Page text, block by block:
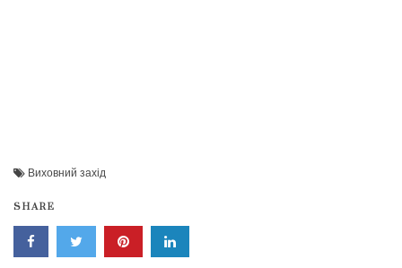
Виховний захід
SHARE